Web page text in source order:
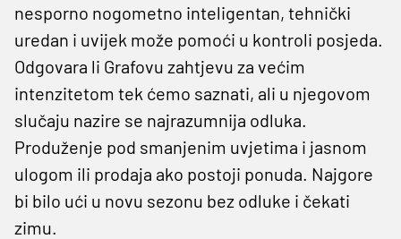
nesporno nogometno inteligentan, tehnički
uredan i uvijek može pomoći u kontroli posjeda.
Odgovara li Grafovu zahtjevu za većim
intenzitetom tek ćemo saznati, ali u njegovom
slučaju nazire se najrazumnija odluka.
Produženje pod smanjenim uvjetima i jasnom
ulogom ili prodaja ako postoji ponuda. Najgore
bi bilo ući u novu sezonu bez odluke i čekati
zimu.